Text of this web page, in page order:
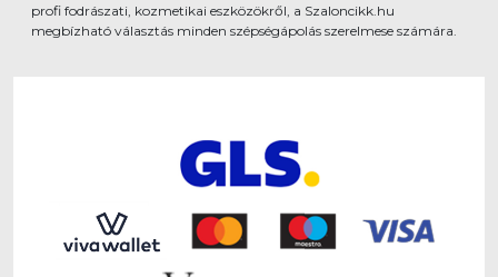
profi fodrászati, kozmetikai eszközökről, a Szaloncikk.hu
megbízható választás minden szépségápolás szerelmese számára.